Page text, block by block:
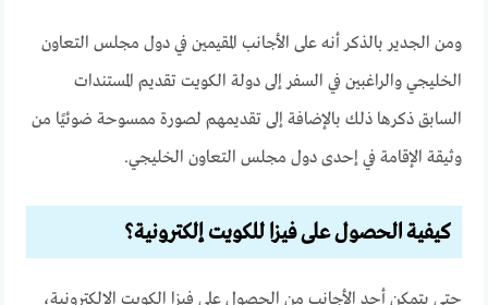
ومن الجدير بالذكر أنه على الأجانب المقيمين في دول مجلس التعاون
الخليجي والراغبين في السفر إلى دولة الكويت تقديم المستندات
السابق ذكرها ذلك بالإضافة إلى تقديمهم لصورة ممسوحة ضوئيًا من
وثيقة الإقامة في إحدى دول مجلس التعاون الخليجي.
كيفية الحصول على فيزا للكويت إلكترونية؟
حتى يتمكن أحد الأجانب من الحصول على فيزا الكويت الإلكترونية،